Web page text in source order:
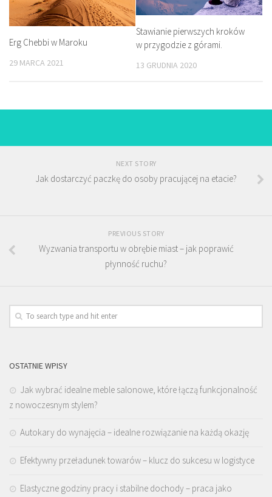
Erg Chebbi w Maroku
29 MARCA 2021
Stawianie pierwszych kroków
w przygodzie z górami.
13 GRUDNIA 2020
NEXT STORY
Jak dostarczyć paczkę do osoby pracującej na etacie?
PREVIOUS STORY
Wyzwania transportu w obrębie miast – jak poprawić
płynność ruchu?
OSTATNIE WPISY
Jak wybrać idealne meble salonowe, które łączą funkcjonalność
z nowoczesnym stylem?
Autokary do wynajęcia – idealne rozwiązanie na każdą okazję
Efektywny przeładunek towarów – klucz do sukcesu w logistyce
Elastyczne godziny pracy i stabilne dochody – praca jako